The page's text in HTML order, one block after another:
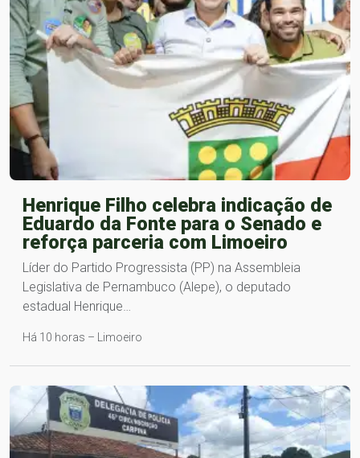
Henrique Filho celebra indicação de
Eduardo da Fonte para o Senado e
reforça parceria com Limoeiro
Líder do Partido Progressista (PP) na Assembleia
Legislativa de Pernambuco (Alepe), o deputado
estadual Henrique…
Há 10 horas – Limoeiro